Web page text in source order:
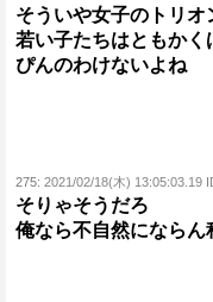
そういや女子のトリ
若い子たちはともか
ぴんのわけないよね
275: 2021/02/18(木) 13:05:03.19
そりゃそうだろ
俺なら不自然になら